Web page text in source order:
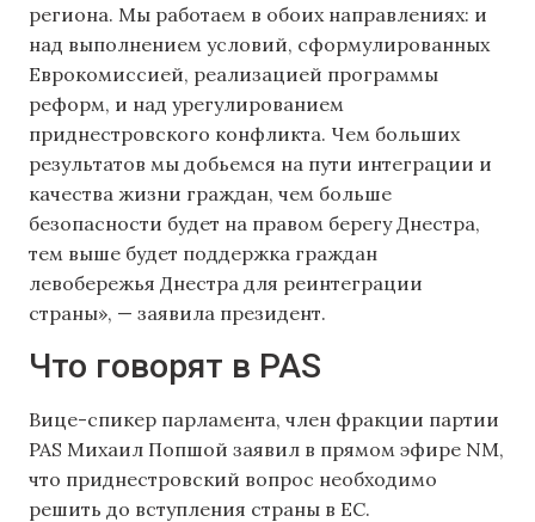
региона. Мы работаем в обоих направлениях: и
над выполнением условий, сформулированных
Еврокомиссией, реализацией программы
реформ, и над урегулированием
приднестровского конфликта. Чем больших
результатов мы добьемся на пути интеграции и
качества жизни граждан, чем больше
безопасности будет на правом берегу Днестра,
тем выше будет поддержка граждан
левобережья Днестра для реинтеграции
страны», — заявила президент.
Что говорят в PAS
Вице-спикер парламента, член фракции партии
PAS Михаил Попшой заявил в прямом эфире NM,
что приднестровский вопрос необходимо
решить до вступления страны в ЕС.